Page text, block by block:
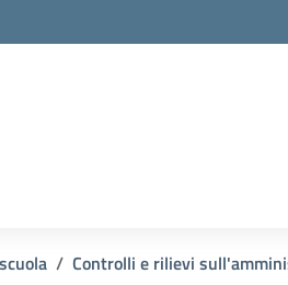
Controlli e rilievi